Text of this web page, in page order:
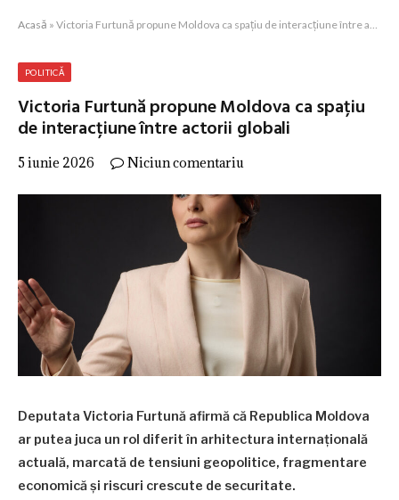
Acasă » Victoria Furtună propune Moldova ca spațiu de interacțiune între actorii globali
POLITICĂ
Victoria Furtună propune Moldova ca spațiu
de interacțiune între actorii globali
5 iunie 2026 Niciun comentariu
Deputata Victoria Furtună afirmă că Republica Moldova
ar putea juca un rol diferit în arhitectura internațională
actuală, marcată de tensiuni geopolitice, fragmentare
economică și riscuri crescute de securitate.